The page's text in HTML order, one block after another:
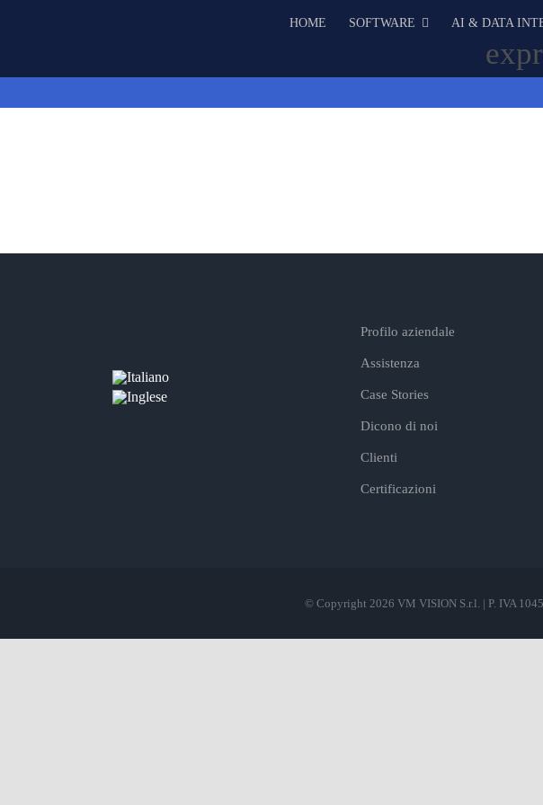
HOME SOFTWARE AI & DATA
Profilo aziendale
Assistenza
Case Stories
Dicono di noi
Clienti
Certificazioni
© Copyright 2026 VM VISION S.r.l. | P. IVA